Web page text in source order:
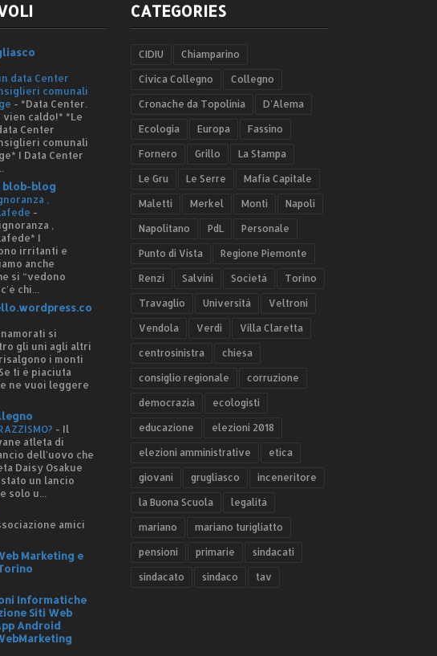
data Center
comunali
- *Data Center.
vien caldo!* *Le
Center
comunali
I Data Center
blob-blog
,
-
,
I
irritanti e
anche
si “vedono
chi...
si
gli uni agli altri
i monti
ti è piaciuta
ne vuoi leggere
- Il
atleta di
dell'uovo che
Daisy Osakue
un lancio
solo u...
amici
Marketing e
Informatiche
Siti Web
Android
CATEGORIES
CIDIU Chiamparino
Civica Collegno Collegno
Cronache da Topolinia D'Alema
Ecologia Europa Fassino
Fornero Grillo La Stampa
Le Gru Le Serre Mafia Capitale
Maletti Merkel Monti Napoli
Napolitano PdL Personale
Punto di Vista Regione Piemonte
Renzi Salvini Società Torino
Travaglio Università Veltroni
Vendola Verdi Villa Claretta
centrosinistra chiesa
consiglio regionale corruzione
democrazia ecologisti
educazione elezioni 2018
elezioni amministrative etica
giovani grugliasco inceneritore
la Buona Scuola legalità
mariano mariano turigliatto
pensioni primarie sindacati
sindacato sindaco tav